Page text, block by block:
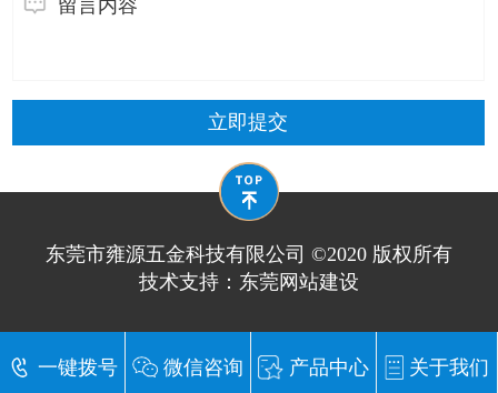
立即提交
东莞市雍源五金科技有限公司 ©2020 版权所有
技术支持： 东莞网站建设
一键拨号 微信咨询 产品中心 关于我们